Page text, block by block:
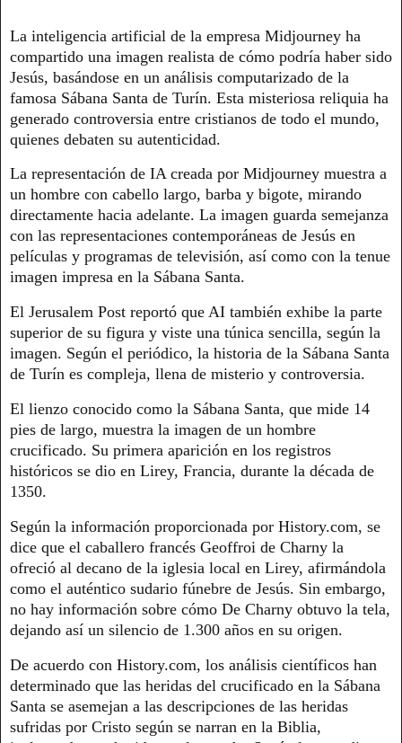
La inteligencia artificial de la empresa Midjourney ha
compartido una imagen realista de cómo podría haber sido
Jesús, basándose en un análisis computarizado de la
famosa Sábana Santa de Turín. Esta misteriosa reliquia ha
generado controversia entre cristianos de todo el mundo,
quienes debaten su autenticidad.
La representación de IA creada por Midjourney muestra a
un hombre con cabello largo, barba y bigote, mirando
directamente hacia adelante. La imagen guarda semejanza
con las representaciones contemporáneas de Jesús en
películas y programas de televisión, así como con la tenue
imagen impresa en la Sábana Santa.
El Jerusalem Post reportó que AI también exhibe la parte
superior de su figura y viste una túnica sencilla, según la
imagen. Según el periódico, la historia de la Sábana Santa
de Turín es compleja, llena de misterio y controversia.
El lienzo conocido como la Sábana Santa, que mide 14
pies de largo, muestra la imagen de un hombre
crucificado. Su primera aparición en los registros
históricos se dio en Lirey, Francia, durante la década de
1350.
Según la información proporcionada por History.com, se
dice que el caballero francés Geoffroi de Charny la
ofreció al decano de la iglesia local en Lirey, afirmándola
como el auténtico sudario fúnebre de Jesús. Sin embargo,
no hay información sobre cómo De Charny obtuvo la tela,
dejando así un silencio de 1.300 años en su origen.
De acuerdo con History.com, los análisis científicos han
determinado que las heridas del crucificado en la Sábana
Santa se asemejan a las descripciones de las heridas
sufridas por Cristo según se narran en la Biblia,